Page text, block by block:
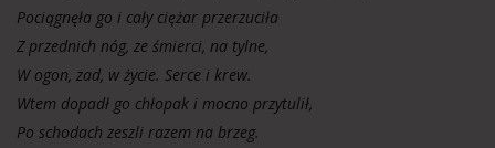
Pociągnęła go i cały ciężar przerzuciła
Z przednich nóg, ze śmierci, na tylne,
W ogon, zad, w życie. Serce i krew.
Wtem dopadł go chłopak i mocno przytulił,
Po schodach zeszli razem na brzeg.